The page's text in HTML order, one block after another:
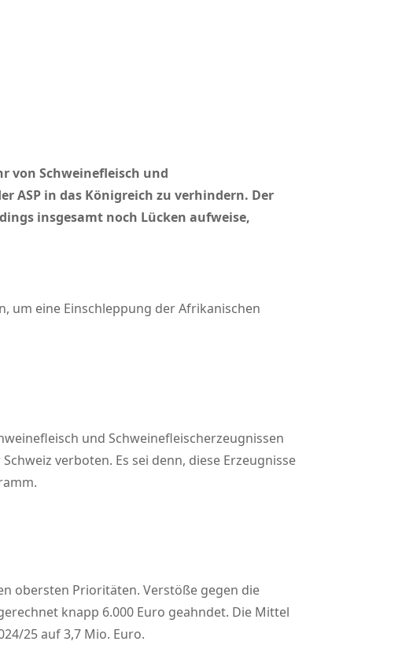
von Schweinefleisch und
ASP in das Königreich zu verhindern. Der
insgesamt noch Lücken aufweise,
um eine Einschleppung der Afrikanischen
und Schweinefleischerzeugnissen
verboten. Es sei denn, diese Erzeugnisse
obersten Prioritäten. Verstöße gegen die
knapp 6.000 Euro geahndet. Die Mittel
25 auf 3,7 Mio. Euro.